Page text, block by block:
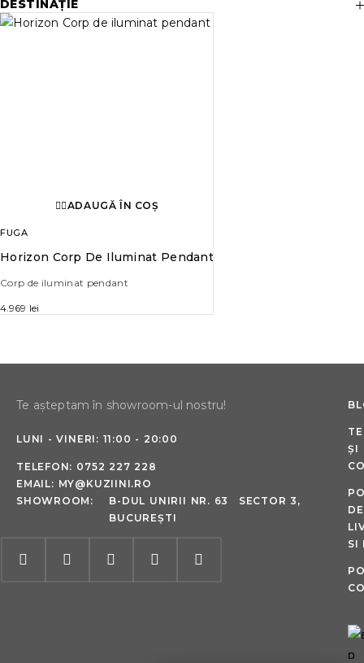
DESTINAȚIE
ADAUGĂ ÎN COȘ
FUGA
Horizon Corp De Iluminat Pendant
Corp de iluminat pendant
4.969 lei
Te așteptam în showroom-ul nostru!
LUNI - VINERI: 11:00 - 20:00
TELEFON: 0752 227 228
EMAIL: MY@KUZIINI.RO
SHOWROOM:
B-DUL UNIRII NR. 63 SECTOR 3,
BUCUREȘTI
ȘI
DE
SI